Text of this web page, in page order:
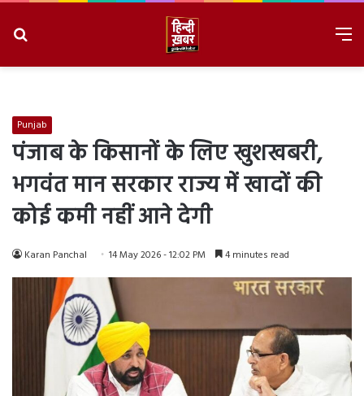
Punjab
पंजाब के किसानों के लिए खुशखबरी,
भगवंत मान सरकार राज्य में खादों की
कोई कमी नहीं आने देगी
Karan Panchal 14 May 2026 - 12:02 PM 4 minutes read